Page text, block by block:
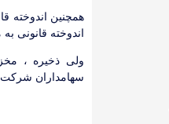
اندوخته قانونی به میزان۱۰ درصد سرمایه شرکت برسد الزامی و ببیشتر از
ولی ذخیره ،
سهامداران شرکت